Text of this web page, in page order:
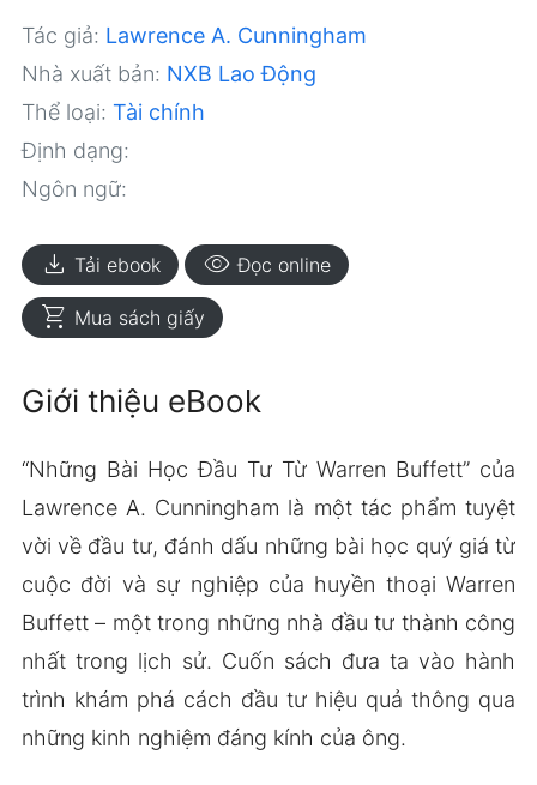
Tác giả: Lawrence A. Cunningham
Nhà xuất bản: NXB Lao Động
Thể loại: Tài chính
Định dạng:
Ngôn ngữ:
download Tải ebook visibility Đọc online
shopping_cart Mua sách giấy
Giới thiệu eBook
“Những Bài Học Đầu Tư Từ Warren Buffett” của
Lawrence A. Cunningham là một tác phẩm tuyệt
vời về đầu tư, đánh dấu những bài học quý giá từ
cuộc đời và sự nghiệp của huyền thoại Warren
Buffett – một trong những nhà đầu tư thành công
nhất trong lịch sử. Cuốn sách đưa ta vào hành
trình khám phá cách đầu tư hiệu quả thông qua
những kinh nghiệm đáng kính của ông.